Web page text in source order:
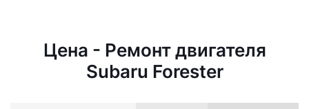
Цена - Ремонт двигателя
Subaru Forester